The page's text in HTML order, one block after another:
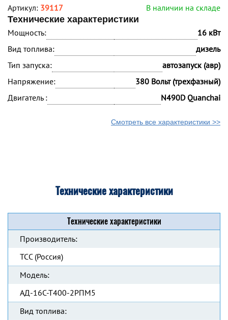
Артикул: 39117
В наличии на складе
Технические характеристики
Мощность:
16 кВт
Вид топлива:
дизель
Тип запуска:
автозапуск (авр)
Напряжение:
380 Вольт (трехфазный)
Двигатель :
N490D Quanchai
Смотреть все характеристики >>
Технические характеристики
Технические характеристики
Производитель:
ТСС (Россия)
Модель:
АД-16С-Т400-2РПМ5
Вид топлива: